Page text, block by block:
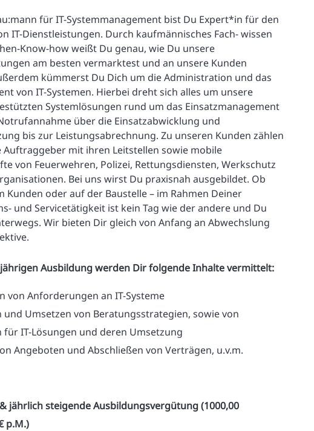
für IT-Systemmanagement bist Du Expert*in für den
IT-Dienstleistungen. Durch kaufmännisches Fach- wissen
Know-how weißt Du genau, wie Du unsere
am besten vermarktest und an unsere Kunden
kümmerst Du Dich um die Administration und das
von IT-Systemen. Hierbei dreht sich alles um unsere
Systemlösungen rund um das Einsatzmanagement
über die Einsatzabwicklung und
bis zur Leistungsabrechnung. Zu unseren Kunden zählen
Auftraggeber mit ihren Leitstellen sowie mobile
von Feuerwehren, Polizei, Rettungsdiensten, Werkschutz
Bei uns wirst Du praxisnah ausgebildet. Ob
Kunden oder auf der Baustelle – im Rahmen Deiner
und Servicetätigkeit ist kein Tag wie der andere und Du
Wir bieten Dir gleich von Anfang an Abwechslung
Ausbildung werden Dir folgende Inhalte vermittelt:
von Anforderungen an IT-Systeme
und Umsetzen von Beratungsstrategien, sowie von
für IT-Lösungen und deren Umsetzung
Angeboten und Abschließen von Verträgen, u.v.m.
jährlich steigende Ausbildungsvergütung (1000,00
p.M.)